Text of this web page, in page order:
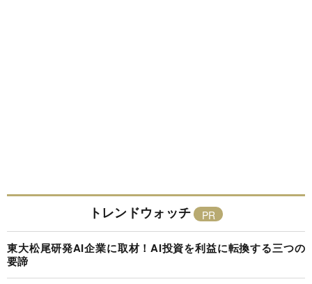
トレンドウォッチ
東大松尾研発AI企業に取材！AI投資を利益に転換する三つの
要諦